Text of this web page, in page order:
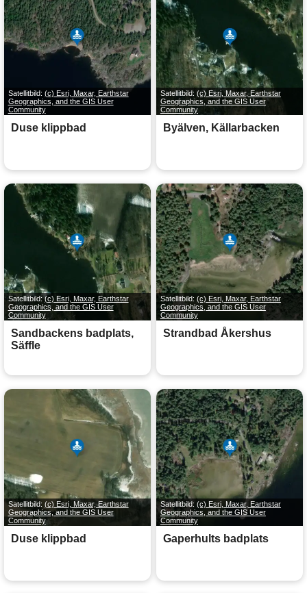
Satellitbild: (c) Esri, Maxar, Earthstar
Geographics, and the GIS User
Community
Duse klippbad
Satellitbild: (c) Esri, Maxar, Earthstar
Geographics, and the GIS User
Community
Byälven, Källarbacken
Satellitbild:(c) Esri, Maxar, Earthstar
Geographics, and the GIS User
Community
Sandbackens badplats,
Säffle
Satellitbild: (c) Esri, Maxar, Earthstar
Geographics, and the GIS User
Community
Strandbad Åkershus
Satellitbild: (c) Esri, Maxar, Earthstar
Geographics, and the GIS User
Community
Duse klippbad
Satellitbild: (c) Esri, Maxar, Earthstar
Geographics, and the GIS User
Community
Gaperhults badplats